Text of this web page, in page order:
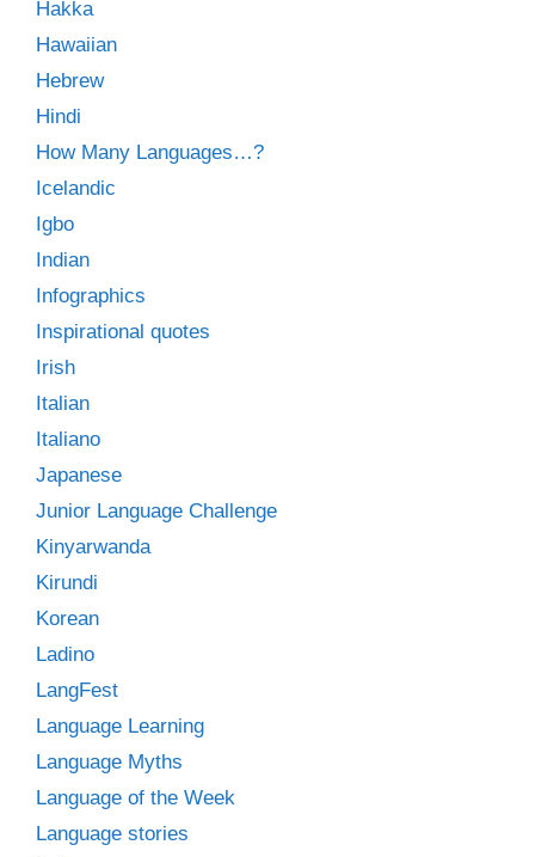
Hakka
Hawaiian
Hebrew
Hindi
How Many Languages…?
Icelandic
Igbo
Indian
Infographics
Inspirational quotes
Irish
Italian
Italiano
Japanese
Junior Language Challenge
Kinyarwanda
Kirundi
Korean
Ladino
LangFest
Language Learning
Language Myths
Language of the Week
Language stories